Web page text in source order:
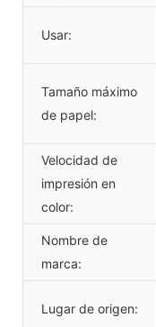
Usar:
Tamaño máximo
de papel:
Velocidad de
impresión en
color:
Nombre de
marca:
Lugar de origen: